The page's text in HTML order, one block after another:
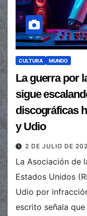
CULTURA MUNDO
La guerra por
sigue
discográficas
y Udio
2 DE JULIO DE
La Asociación de
Estados Unidos
Udio por
escrito señala